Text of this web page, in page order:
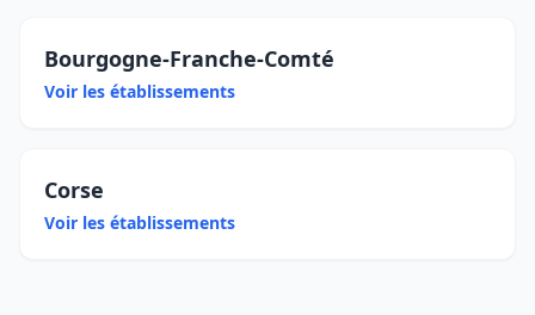
Bourgogne-Franche-Comté
Voir les établissements
Corse
Voir les établissements